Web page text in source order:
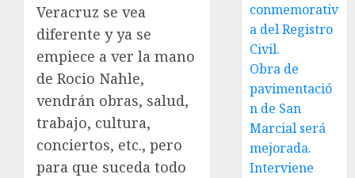
Veracruz se vea
diferente y ya se
empiece a ver la mano
de Rocio Nahle,
vendrán obras, salud,
trabajo, cultura,
conciertos, etc., pero
para que suceda todo
conmemorativ
a del Registro
Civil.
Obra de
pavimentació
n de San
Marcial será
mejorada.
Interviene